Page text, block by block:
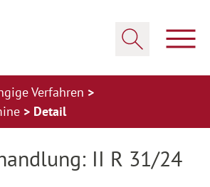
Verfahren
Detail
II R 31/24